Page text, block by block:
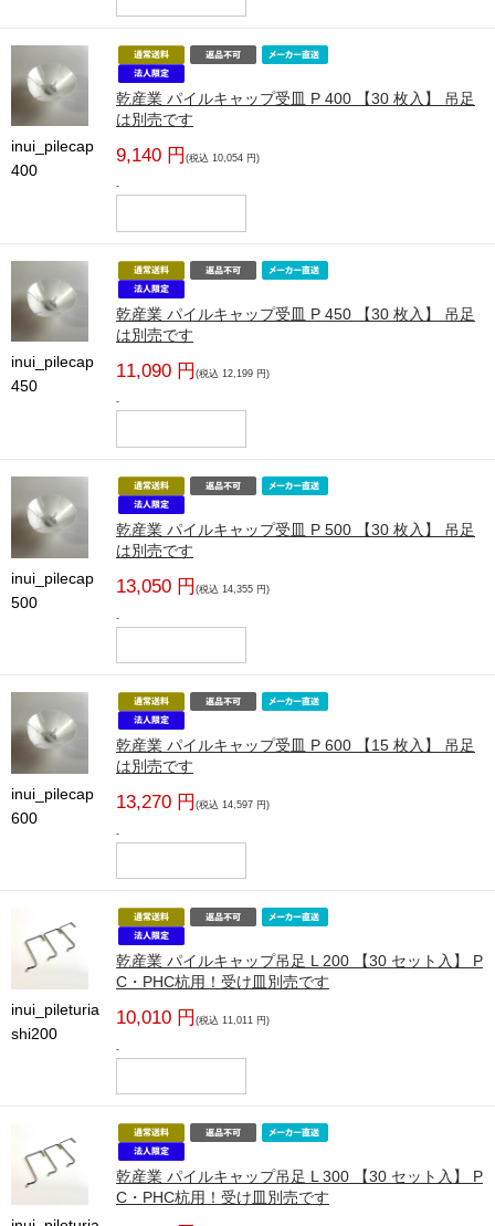
inui_pilecap
400
乾産業 パイルキャップ受皿 P 400 【30 枚入】 吊足
は別売です
9,140 円 (税込 10,054 円)
-
inui_pilecap
450
乾産業 パイルキャップ受皿 P 450 【30 枚入】 吊足
は別売です
11,090 円 (税込 12,199 円)
-
inui_pilecap
500
乾産業 パイルキャップ受皿 P 500 【30 枚入】 吊足
は別売です
13,050 円 (税込 14,355 円)
-
inui_pilecap
600
乾産業 パイルキャップ受皿 P 600 【15 枚入】 吊足
は別売です
13,270 円 (税込 14,597 円)
-
inui_pileturia
shi200
乾産業 パイルキャップ吊足 L 200 【30 セット入】 P
C・PHC杭用！受け皿別売です
10,010 円 (税込 11,011 円)
-
乾産業 パイルキャップ吊足 L 300 【30 セット入】 P
C・PHC杭用！受け皿別売です